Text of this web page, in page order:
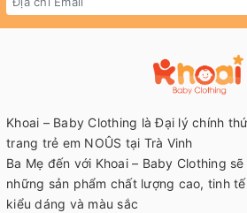
Khoai – Baby Clothing là Đại lý chính
trang trẻ em NOÛS tại Trà Vinh
Ba Mẹ đến với Khoai – Baby Clothing
những sản phẩm chất lượng cao, tinh
kiểu dáng và màu sắc